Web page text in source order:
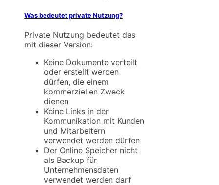
Was bedeutet private Nutzung?
Private Nutzung bedeutet das
mit dieser Version:
Keine Dokumente verteilt
oder erstellt werden
dürfen, die einem
kommerziellen Zweck
dienen
Keine Links in der
Kommunikation mit Kunden
und Mitarbeitern
verwendet werden dürfen
Der Online Speicher nicht
als Backup für
Unternehmensdaten
verwendet werden darf